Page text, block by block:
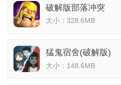
破解版部落冲突
大小：328.6MB
猛鬼宿舍(破解版)
大小：148.6MB